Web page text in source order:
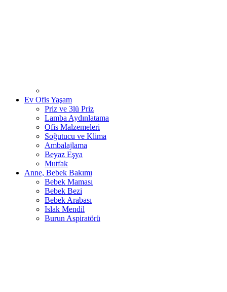
Ev Ofis Yaşam
Priz ve 3lü Priz
Lamba Aydınlatama
Ofis Malzemeleri
Soğutucu ve Klima
Ambalajlama
Beyaz Eşya
Mutfak
Anne, Bebek Bakımı
Bebek Maması
Bebek Bezi
Bebek Arabası
Islak Mendil
Burun Aspiratörü